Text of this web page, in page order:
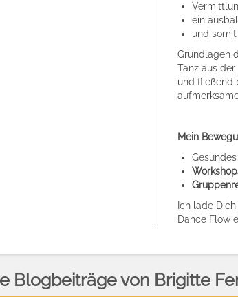
ein
und
Grundlagen
Tanz aus
und fließend
Mein
Gesundes
Ich lade
Dance Flow
Blogbeiträge von Brigitte